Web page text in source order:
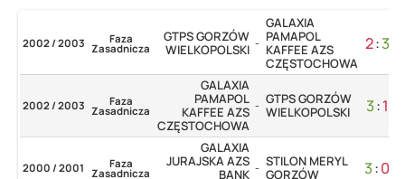
2002 / 2003 Faza
Zasadnicza
GTPS GORZÓW
WIELKOPOLSKI -
GALAXIA
PAMAPOL
KAFFEE AZS
CZĘSTOCHOWA
2:3
2002 / 2003 Faza
Zasadnicza
GALAXIA
PAMAPOL
KAFFEE AZS
CZĘSTOCHOWA
- GTPS GORZÓW
WIELKOPOLSKI
3:1
2000 / 2001 Faza
Zasadnicza
GALAXIA
JURAJSKA AZS
BANK - STILON MERYL
GORZÓW
3:0